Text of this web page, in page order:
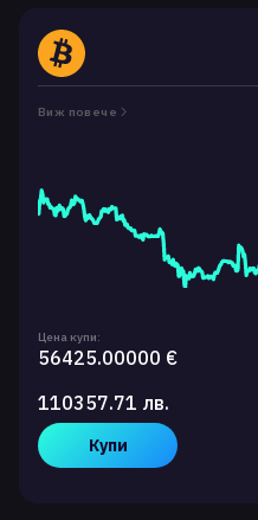
Виж повече
Цена купи:
56425.00000 €
110357.71 лв.
Купи